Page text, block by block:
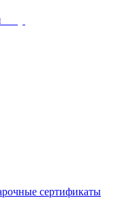
сертификаты